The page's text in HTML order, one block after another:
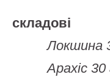
складові
Локшина
Арахіс 30